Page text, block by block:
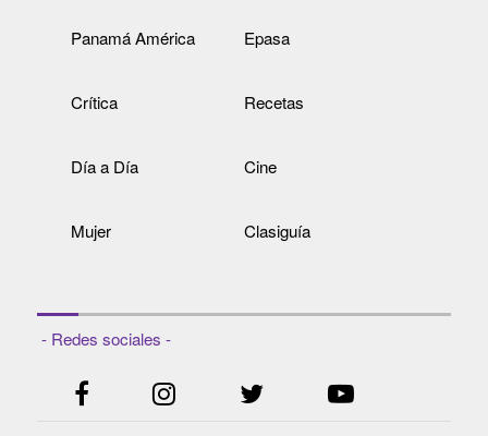
Panamá América Epasa
Crítica Recetas
Día a Día Cine
Mujer Clasiguía
- Redes sociales -